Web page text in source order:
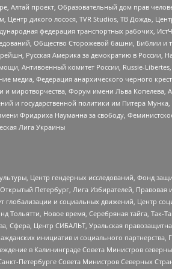
Алтай проект, Образовательный дом прав
дикого лосося, TVR Studios, ТВ Дождь,
федерация транспортных рабочих,
Общество Сторожевой башни, Библии и
Русская Америка за демократию в России,
Антивоенный комитет России, Russie-
медиа, Федерация анархического черного
миротворчества, Форум имени Льва Копелева,
государственной политики им Питера
Фридриха Науманна за свободу,
Лига Украины
Центр гендерных исследований, Фонд
Петербург, Лига Избирателей, Правовая
глобализации и социальных движений, Центр
Новое время, Серебряная тайга, Так-
Центр СИБАЛЬТ, Уральская
инициатив и социального
в Калининграде Совета Министров
Петербурге Совета Министров Северных